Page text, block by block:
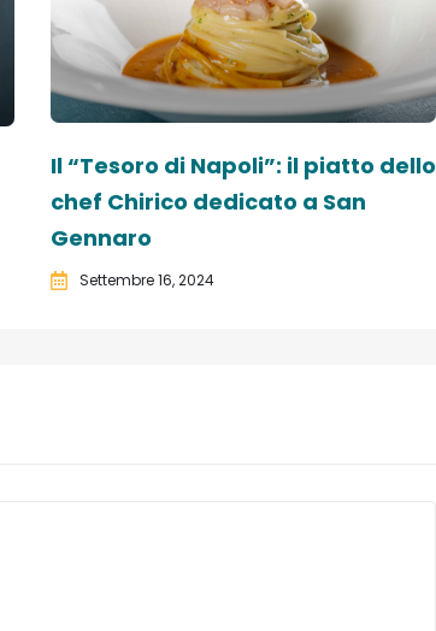
Il “Tesoro di Napoli”: il piatto dello
chef Chirico dedicato a San
Gennaro
Settembre 16, 2024